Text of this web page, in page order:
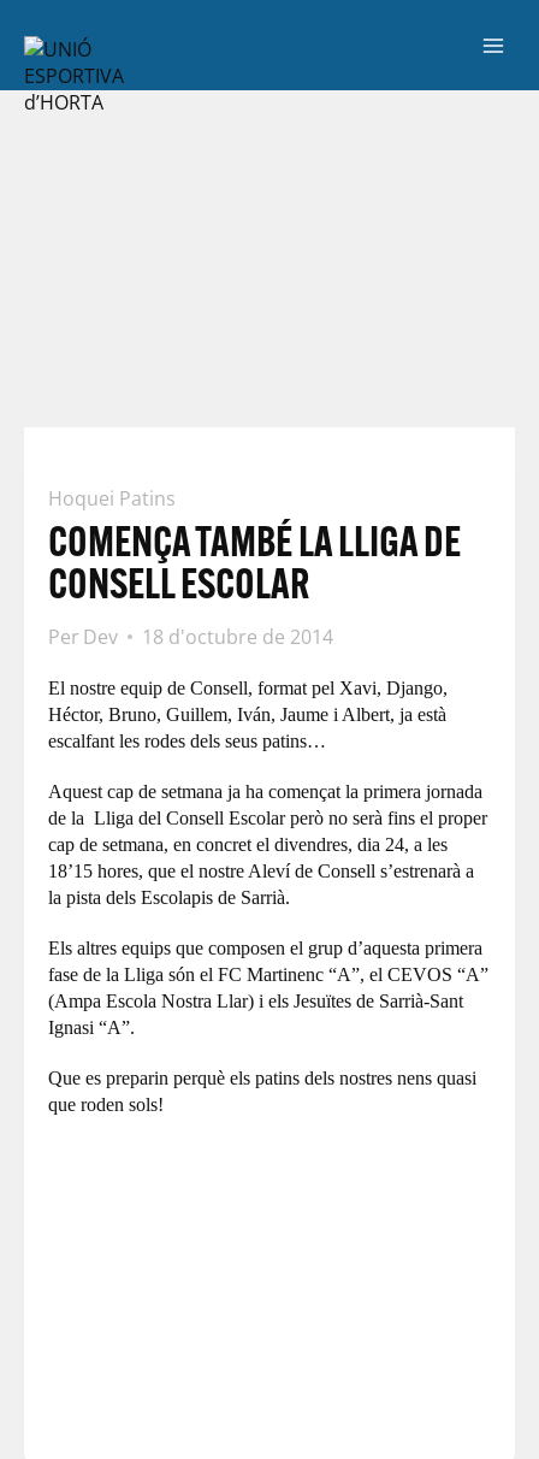
Hoquei Patins
COMENÇA TAMBÉ LA LLIGA DE
CONSELL ESCOLAR
Per Dev 18 d'octubre de 2014
El nostre equip de Consell, format pel Xavi, Django,
Héctor, Bruno, Guillem, Iván, Jaume i Albert, ja està
escalfant les rodes dels seus patins…
Aquest cap de setmana ja ha començat la primera jornada
de la Lliga del Consell Escolar però no serà fins el proper
cap de setmana, en concret el divendres, dia 24, a les
18’15 hores, que el nostre Aleví de Consell s’estrenarà a
la pista dels Escolapis de Sarrià.
Els altres equips que composen el grup d’aquesta primera
fase de la Lliga són el FC Martinenc “A”, el CEVOS “A”
(Ampa Escola Nostra Llar) i els Jesuïtes de Sarrià-Sant
Ignasi “A”.
Que es preparin perquè els patins dels nostres nens quasi
que roden sols!